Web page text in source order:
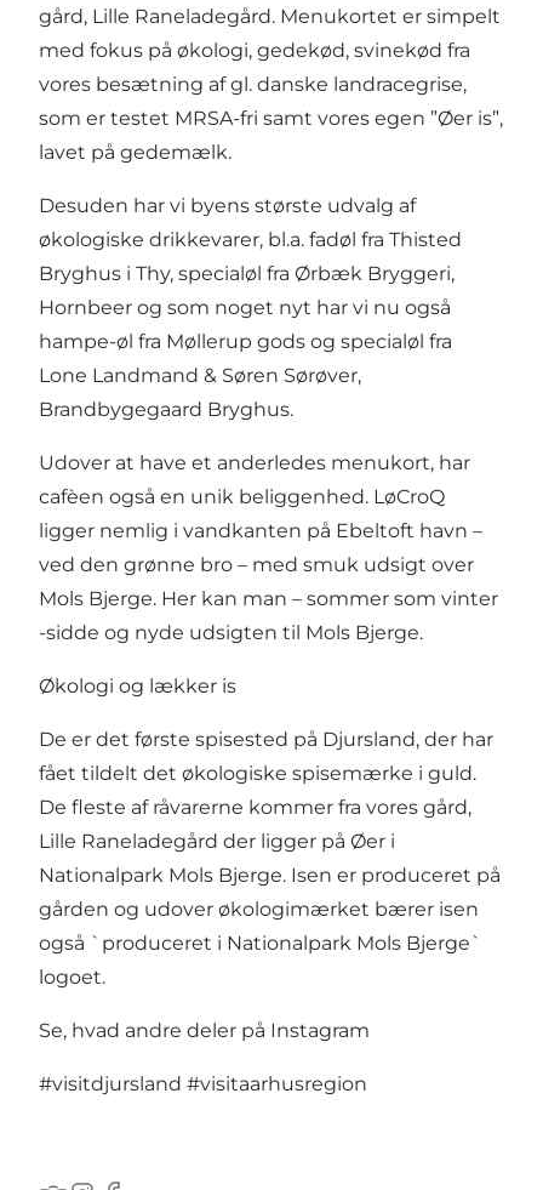
gård, Lille Raneladegård. Menukortet er simpelt
med fokus på økologi, gedekød, svinekød fra
vores besætning af gl. danske landracegrise,
som er testet MRSA-fri samt vores egen ”Øer is”,
lavet på gedemælk.
Desuden har vi byens største udvalg af
økologiske drikkevarer, bl.a. fadøl fra Thisted
Bryghus i Thy, specialøl fra Ørbæk Bryggeri,
Hornbeer og som noget nyt har vi nu også
hampe-øl fra Møllerup gods og specialøl fra
Lone Landmand & Søren Sørøver,
Brandbygegaard Bryghus.
Udover at have et anderledes menukort, har
cafèen også en unik beliggenhed. LøCroQ
ligger nemlig i vandkanten på Ebeltoft havn –
ved den grønne bro – med smuk udsigt over
Mols Bjerge. Her kan man – sommer som vinter
-sidde og nyde udsigten til Mols Bjerge.
Økologi og lækker is
De er det første spisested på Djursland, der har
fået tildelt det økologiske spisemærke i guld.
De fleste af råvarerne kommer fra vores gård,
Lille Raneladegård der ligger på Øer i
Nationalpark Mols Bjerge. Isen er produceret på
gården og udover økologimærket bærer isen
også `produceret i Nationalpark Mols Bjerge`
logoet.
Se, hvad andre deler på Instagram
#visitdjursland #visitaarhusregion